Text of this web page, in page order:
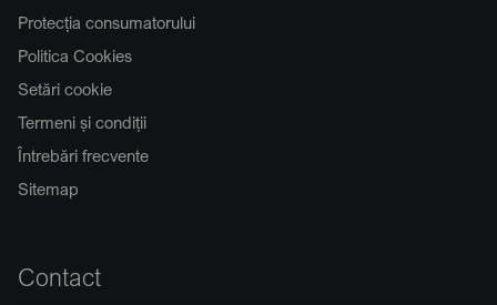
Protecția consumatorului
Politica Cookies
Setări cookie
Termeni și condiții
Întrebări frecvente
Sitemap
Contact